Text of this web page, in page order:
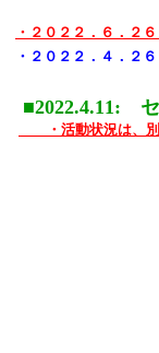
・２０２２．６．２
・２０２２．４．２
■2022.4.11:
・活動状況は、別